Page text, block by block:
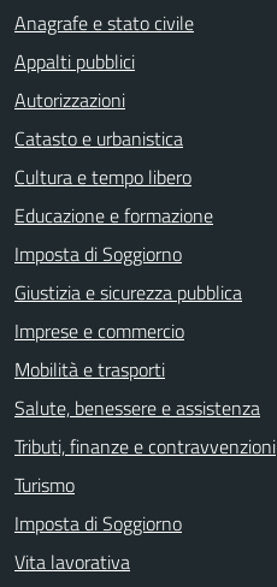
Anagrafe e stato civile
Appalti pubblici
Autorizzazioni
Catasto e urbanistica
Cultura e tempo libero
Educazione e formazione
Imposta di Soggiorno
Giustizia e sicurezza pubblica
Imprese e commercio
Mobilità e trasporti
Salute, benessere e assistenza
Tributi, finanze e contravvenzioni
Turismo
Imposta di Soggiorno
Vita lavorativa